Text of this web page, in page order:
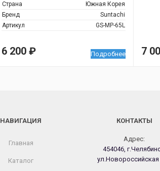
Страна
Южная Корея
Бренд
Suntachi
Артикул
GS-MP-65L
6 200 ₽ Подробнее 7
НАВИГАЦИЯ
Главная
Каталог
КОНТАКТЫ
Адрес:
454046,
ул.Новороссийская